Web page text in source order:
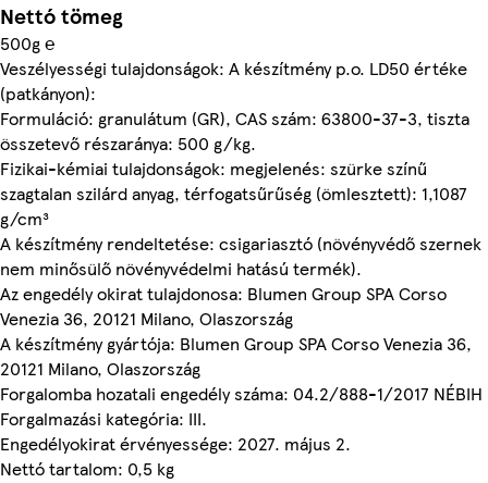
Nettó tömeg
500g ℮
Veszélyességi tulajdonságok: A készítmény p.o. LD50 értéke
(patkányon):
Formuláció: granulátum (GR), CAS szám: 63800-37-3, tiszta
összetevő részaránya: 500 g/kg.
Fizikai-kémiai tulajdonságok: megjelenés: szürke színű
szagtalan szilárd anyag, térfogatsűrűség (ömlesztett): 1,1087
g/cm³
A készítmény rendeltetése: csigariasztó (növényvédő szernek
nem minősülő növényvédelmi hatású termék).
Az engedély okirat tulajdonosa: Blumen Group SPA Corso
Venezia 36, 20121 Milano, Olaszország
A készítmény gyártója: Blumen Group SPA Corso Venezia 36,
20121 Milano, Olaszország
Forgalomba hozatali engedély száma: 04.2/888-1/2017 NÉBIH
Forgalmazási kategória: III.
Engedélyokirat érvényessége: 2027. május 2.
Nettó tartalom: 0,5 kg